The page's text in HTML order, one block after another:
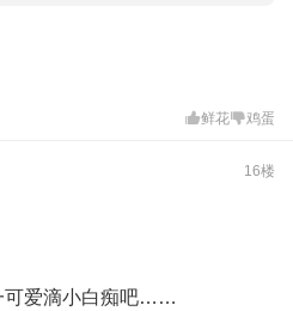
鲜花 鸡蛋
16楼
可爱滴小白痴吧……